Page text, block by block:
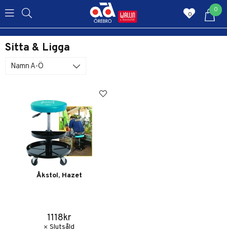
0
0
Sitta & Ligga
Namn A-Ö
Åkstol, Hazet
1118kr